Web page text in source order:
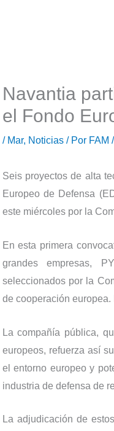
Navantia
el Fondo
/ Mar, Noticias/ Por FAM /
Seis proyectos de alta
Europeo de Defensa
este miércoles por la
En esta primera
grandes empresas,
seleccionados por la
de cooperación
La compañía pública,
europeos, refuerza así
el entorno europeo y
industria de defensa de
La adjudicación de